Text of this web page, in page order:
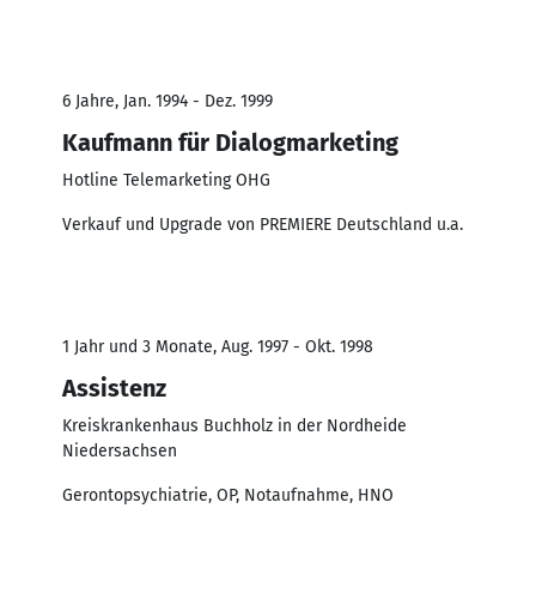
6 Jahre, Jan. 1994 - Dez. 1999
Kaufmann für Dialogmarketing
Hotline Telemarketing OHG
Verkauf und Upgrade von PREMIERE Deutschland u.a.
1 Jahr und 3 Monate, Aug. 1997 - Okt. 1998
Assistenz
Kreiskrankenhaus Buchholz in der Nordheide
Niedersachsen
Gerontopsychiatrie, OP, Notaufnahme, HNO